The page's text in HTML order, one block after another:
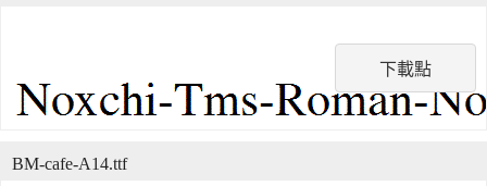
下載點
BM-cafe-A14.ttf